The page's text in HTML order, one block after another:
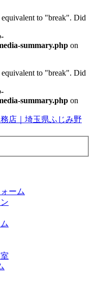
to "break". Did
summary.php on
to "break". Did
summary.php on
ーム